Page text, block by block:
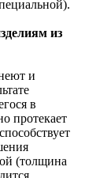
из
и
в
протекает
(толщина